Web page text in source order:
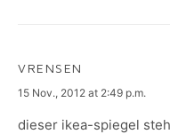
VRENSEN
says:
15 Nov., 2012 at 2:49 p.m.
dieser ikea-spiegel